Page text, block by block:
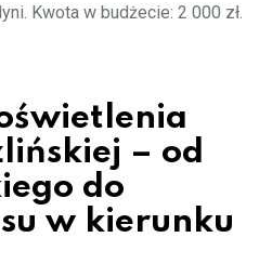
Kwota w budżecie: 2 000 zł.
– od
do
w kierunku